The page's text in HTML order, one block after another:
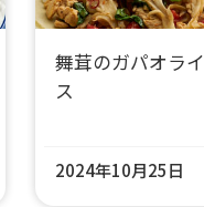
舞茸のガパオライ
ス
2024年10月25日